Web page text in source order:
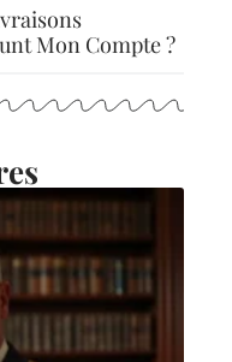
Mon Compte ?